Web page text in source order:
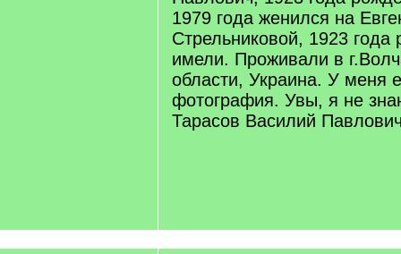
1979 года женился на
Стрельниковой, 1923 года
имели. Проживали в
области, Украина. У меня
фотография. Увы, я не
Тарасов Василий